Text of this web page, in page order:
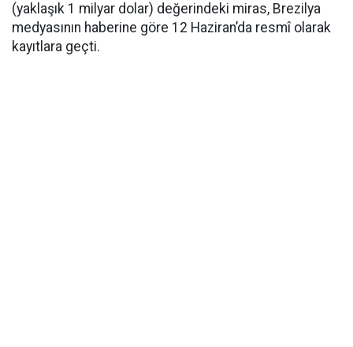
(yaklaşık 1 milyar dolar) değerindeki miras, Brezilya
medyasının haberine göre 12 Haziran’da resmî olarak
kayıtlara geçti.